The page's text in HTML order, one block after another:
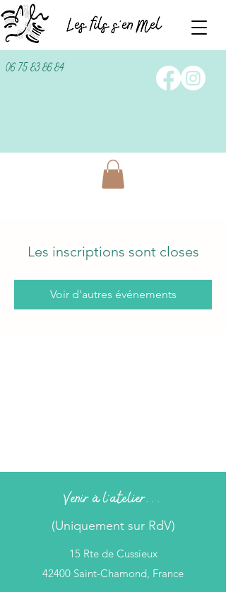
06 75 83 86 84
Les inscriptions sont closes
Voir d'autres événements
Venir à l'atelier...
(Uniquement sur RdV)
15 Rte de Cussieux
42400 Saint-Chamond, France